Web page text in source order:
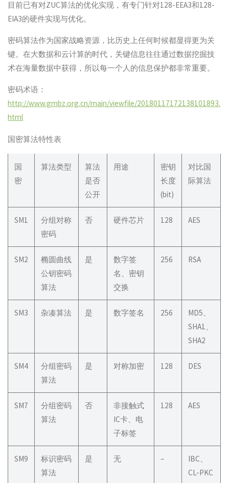
目前已有对ZUC算法的优化实现，有专门针对128-EEA3和128-
EIA3的硬件实现与优化。
密码算法作为国家战略资源，比历史上任何时候都显得更为关
键。在大数据和云计算的时代，关键信息往往通过数据挖掘技
术在海量数据中获得，所以每一个人的信息保护都非常重要。
密码术语：
http://www.gmbz.org.cn/main/viewfile/20180117172138101893.
html
国密算法特性表
国
密
算法类型
算法
是否
公开
用途
密钥
长度
(bit)
对比国
际算法
SM1
分组对称
密码
否 硬件芯片 128 AES
SM2
椭圆曲线
公钥密码
算法
是
数字签
名、密钥
交换
256 RSA
SM3 杂凑算法 是 数字签名 256
MD5、
SHA1、
SHA2
SM4
分组密码
算法
是 对称加密 128 DES
SM7
分组密码
算法
否
非接触式
IC卡、电
子标签
128 AES
SM9
标识密码
算法
是 无 –
IBC、
CL-PKC